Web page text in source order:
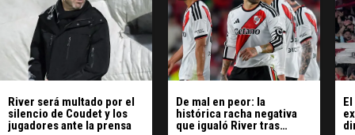
River será multado por el
silencio de Coudet y los
jugadores ante la prensa
De mal en peor: la
histórica racha negativa
que igualó River tras